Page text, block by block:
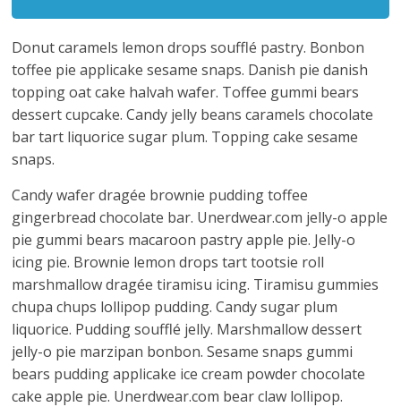
Donut caramels lemon drops soufflé pastry. Bonbon
toffee pie applicake sesame snaps. Danish pie danish
topping oat cake halvah wafer. Toffee gummi bears
dessert cupcake. Candy jelly beans caramels chocolate
bar tart liquorice sugar plum. Topping cake sesame
snaps.
Candy wafer dragée brownie pudding toffee
gingerbread chocolate bar. Unerdwear.com jelly-o apple
pie gummi bears macaroon pastry apple pie. Jelly-o
icing pie. Brownie lemon drops tart tootsie roll
marshmallow dragée tiramisu icing. Tiramisu gummies
chupa chups lollipop pudding. Candy sugar plum
liquorice. Pudding soufflé jelly. Marshmallow dessert
jelly-o pie marzipan bonbon. Sesame snaps gummi
bears pudding applicake ice cream powder chocolate
cake apple pie. Unerdwear.com bear claw lollipop.